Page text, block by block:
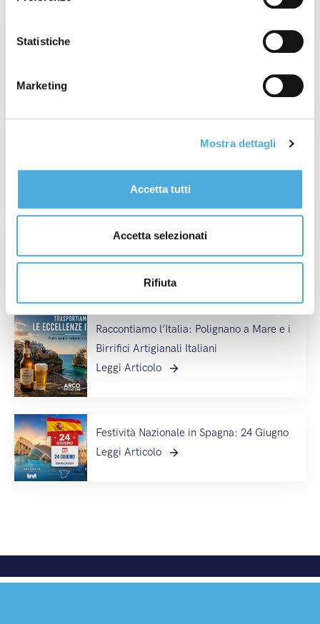
Statistiche
Marketing
Mostra dettagli
Accetta tutti
Accetta selezionati
Rifiuta
Settimana 31° del 2026: Incendi in Francia
Champagne Experience 2026: quando il
Tour de France: dal 4 al 26 Luglio
Leggi Articolo
Raccontiamo l’Italia: Polignano a Mare e i
Birrifici Artigianali Italiani
Leggi Articolo
Festività Nazionale in Spagna: 24 Giugno
Leggi Articolo